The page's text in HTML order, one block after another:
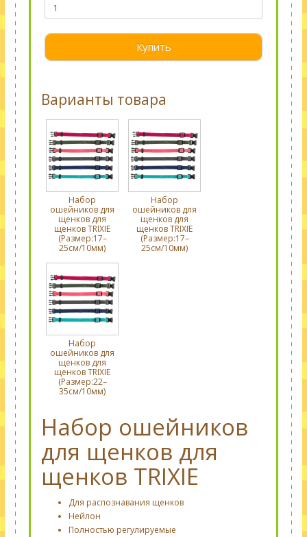
Купить
Варианты товара
Набор
ошейников для
щенков для
щенков TRIXIE
(Размер:17–
25см/10мм)
Набор
ошейников для
щенков для
щенков TRIXIE
(Размер:17–
25см/10мм)
Набор
ошейников для
щенков для
щенков TRIXIE
(Размер:22–
35см/10мм)
Набор ошейников
для щенков для
щенков TRIXIE
Для распознавания щенков
Нейлон
Полностью регулируемые